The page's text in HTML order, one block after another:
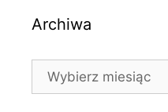
Archiwa
Archiwa